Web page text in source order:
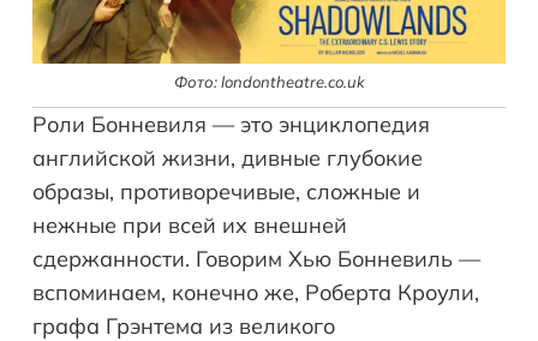
Фото: londontheatre.co.uk
Роли Бонневиля — это энциклопедия
английской жизни, дивные глубокие
образы, противоречивые, сложные и
нежные при всей их внешней
сдержанности. Говорим Хью Бонневиль —
вспоминаем, конечно же, Роберта Кроули,
графа Грэнтема из великого